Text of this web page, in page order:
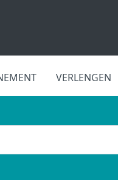
VERLENGEN